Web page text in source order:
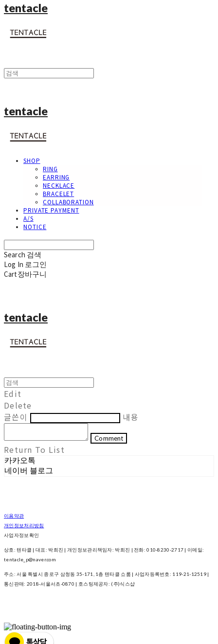
tentacle
tentacle
SHOP
RING
EARRING
NECKLACE
BRACELET
COLLABORATION
PRIVATE PAYMENT
A/S
NOTICE
Search 검색
Log In 로그인
Cart장바구니
tentacle
Edit
Delete
글쓴이
내용
Comment
Return To List
카카오톡
네이버 블로그
이용약관
개인정보처리방침
사업자정보확인
상호: 텐타클 | 대표: 박희진 | 개인정보관리책임자: 박희진 | 전화: 010-8230-2717 | 이메일:
tentacle_p@naver.com
주소: 서울 특별시 종로구 삼청동 35-171, 1층 텐타클 쇼룸 | 사업자등록번호: 119-21-12519 |
통신판매: 2018-서울서초-0870 | 호스팅제공자: (주)식스샵